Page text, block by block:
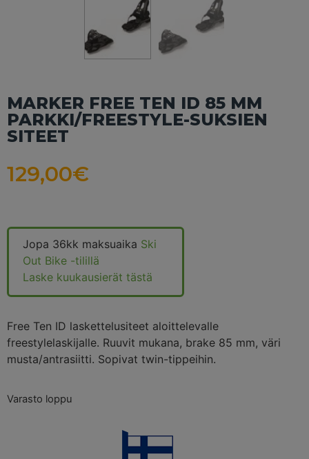
MARKER FREE TEN ID 85 MM
PARKKI/FREESTYLE-SUKSIEN
SITEET
129,00€
Jopa 36kk maksuaika Ski
Out Bike -tilillä
Laske kuukausierät tästä
Free Ten ID laskettelusiteet aloittelevalle
freestylelaskijalle. Ruuvit mukana, brake 85 mm, väri
musta/antrasiitti. Sopivat twin-tippeihin.
Varasto loppu